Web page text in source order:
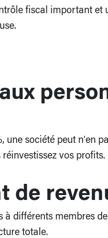
fiscal important et
société peut n’en
vos profits.
de
à différents membres
totale.